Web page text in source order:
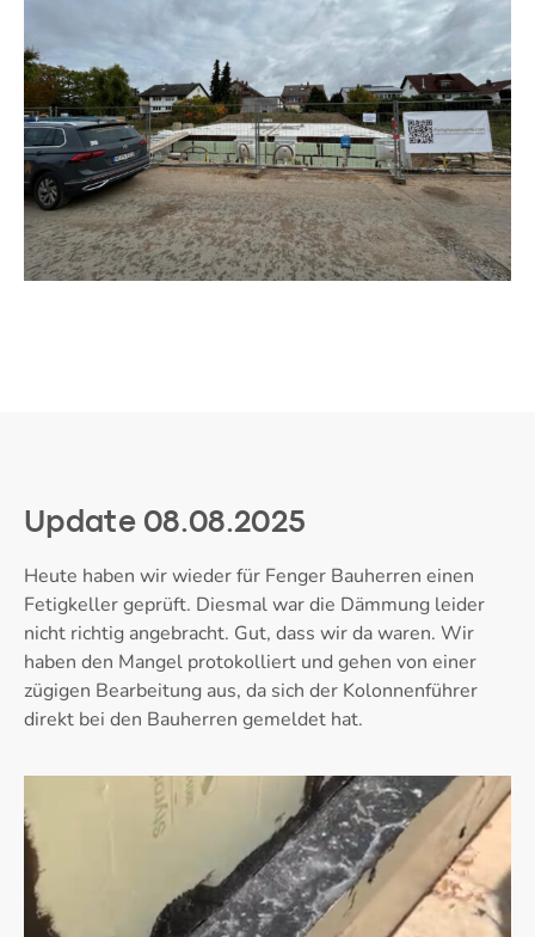
Update 08.08.2025
Heute haben wir wieder für Fenger Bauherren einen
Fetigkeller geprüft. Diesmal war die Dämmung leider
nicht richtig angebracht. Gut, dass wir da waren. Wir
haben den Mangel protokolliert und gehen von einer
zügigen Bearbeitung aus, da sich der Kolonnenführer
direkt bei den Bauherren gemeldet hat.